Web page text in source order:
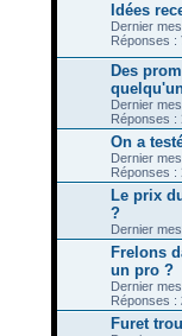
Idées
Dernier
Réponses :
Des
Dernier
Réponses :
On a
Dernier
Réponses :
Le prix
?
Dernier
Frelons
un pro ?
Dernier
Réponses :
Furet